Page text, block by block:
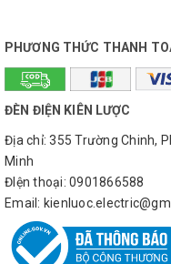
PHƯƠNG THỨC THANH
ĐÈN ĐIỆN KIÊN LƯỢC
Địa chỉ: 355 Trường Chinh,
Minh
ĐIện thoại: 0901866588
Email: